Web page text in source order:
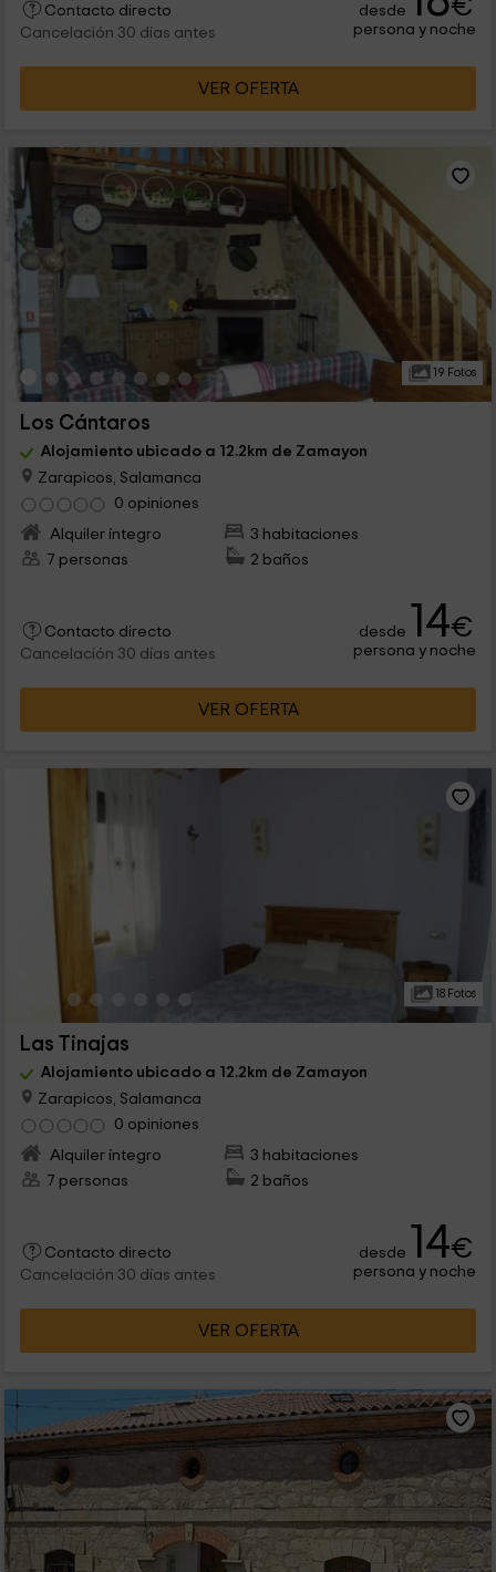
Contacto directo
Cancelación 30 días antes
desde €
persona y noche
VER OFERTA
19 Fotos
Los Cántaros
Alojamiento ubicado a 12.2km de Zamayon
Zarapicos, Salamanca
0 opiniones
Alquiler íntegro
3 habitaciones
7 personas
2 baños
Contacto directo
Cancelación 30 días antes
desde 14€
persona y noche
VER OFERTA
18 Fotos
Las Tinajas
Alojamiento ubicado a 12.2km de Zamayon
Zarapicos, Salamanca
0 opiniones
Alquiler íntegro
3 habitaciones
7 personas
2 baños
Contacto directo
Cancelación 30 días antes
desde 14€
persona y noche
VER OFERTA